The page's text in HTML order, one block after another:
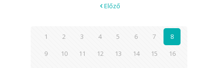
Előző
1 2 3 4 5 6 7
8
9
10 11 12 13 14 15
16